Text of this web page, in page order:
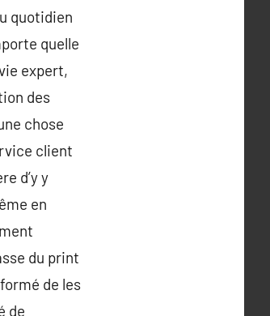
quotidien
quelle
expert,
des
chose
client
d’y y
en
du print
de les
de